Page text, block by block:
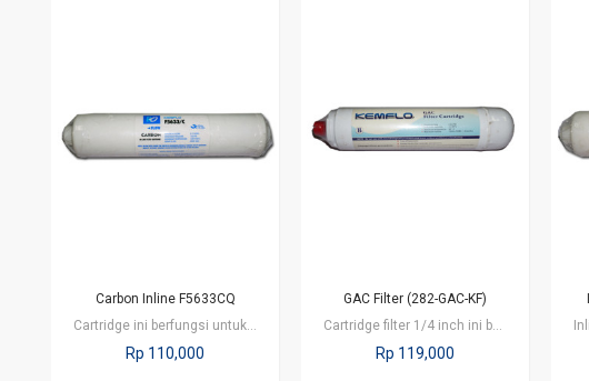
Carbon Inline F5633CQ
Cartridge ini berfungsi untuk menghilangkan klorin, meningkatkan rasa dan…
Rp 110,000
GAC Filter (282-GAC-KF)
Cartridge filter 1/4 inch ini berfungsi untuk menghilangkan klorin dan zat…
Rp 119,000